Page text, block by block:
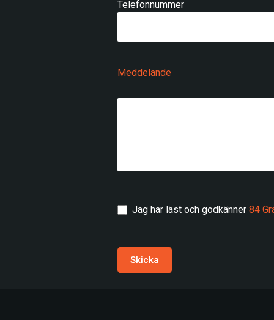
Telefonnummer
Meddelande
Jag har läst och godkänner 84
Skicka